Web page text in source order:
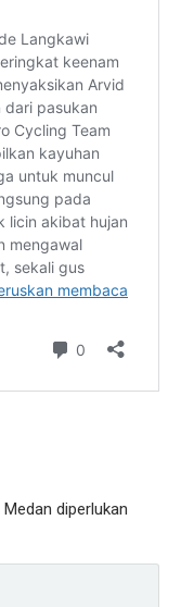
Medan diperlukan